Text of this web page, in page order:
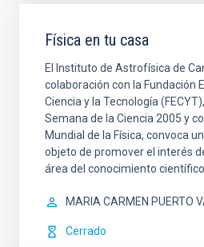
Física en tu casa
El Instituto de Astrofísica de
colaboración con la Fundación
Ciencia y la Tecnología
Semana de la Ciencia 2005 y
Mundial de la Física, convoca
objeto de promover el interés
área del conocimiento
MARIA CARMEN PUERTO
Cerrado